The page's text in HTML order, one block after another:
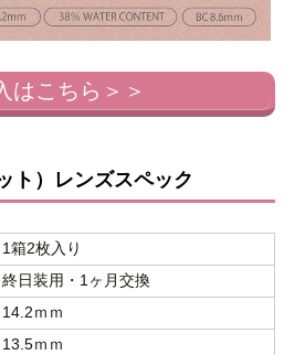
はこちら＞＞
ト）レンズスペック
1箱2枚入り
終日装用・1ヶ月交換
14.2ｍｍ
13.5ｍｍ